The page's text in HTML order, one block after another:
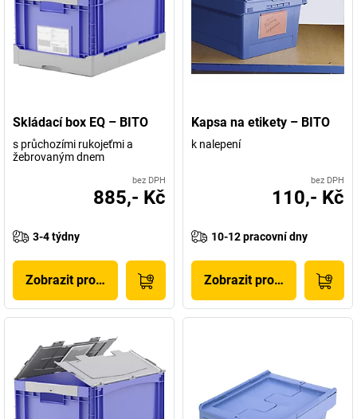
Skládací box EQ – BITO
s průchozími rukojeťmi a
žebrovaným dnem
bez DPH
885,- Kč
3-4 týdny
Zobrazit produkt
Kapsa na etikety – BITO
k nalepení
bez DPH
110,- Kč
10-12 pracovní dny
Zobrazit produkt